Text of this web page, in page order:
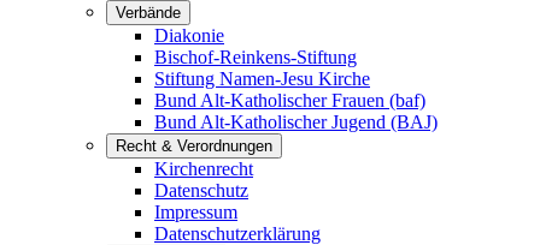
Verbände
Diakonie
Bischof-Reinkens-Stiftung
Stiftung Namen-Jesu Kirche
Bund Alt-Katholischer Frauen (baf)
Bund Alt-Katholischer Jugend (BAJ)
Recht & Verordnungen
Kirchenrecht
Datenschutz
Impressum
Datenschutzerklärung